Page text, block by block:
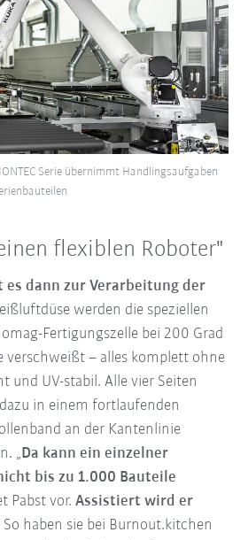
Serie übernimmt Handlingsaufgaben
flexiblen Roboter"
es dann zur Verarbeitung der
werden die speziellen
Fertigungszelle bei 200 Grad
verschweißt – alles komplett ohne
und UV-stabil. Alle vier Seiten
in einem fortlaufenden
an der Kantenlinie
„Da kann ein einzelner
bis zu 1.000 Bauteile
Pabst vor.Assistiert wird er
So haben sie bei Burnout.kitchen